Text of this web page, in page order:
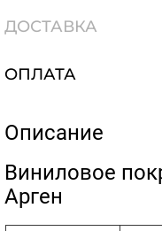
ДОСТАВКА
ОПЛАТА
Описание
​Виниловое
Арген